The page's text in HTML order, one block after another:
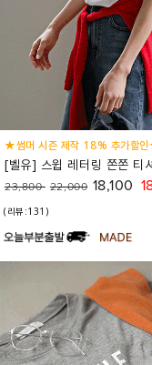
★썸머 시즌 제작 18% 추가할
[벨유] 스윕 레터링 쫀쫀 티
23,800 22,000 18,100
(리뷰:131)